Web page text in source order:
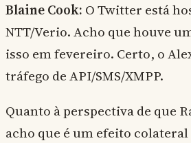
Blaine Cook: O Twitter está
NTT/Verio. Acho que houve
isso em fevereiro. Certo, o
tráfego de API/SMS/XMPP.
Quanto à perspectiva de que
acho que é um efeito